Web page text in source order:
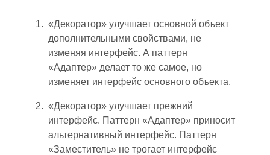
«Декоратор» улучшает основной объект
дополнительными свойствами, не
изменяя интерфейс. А паттерн
«Адаптер» делает то же самое, но
изменяет интерфейс основного объекта.
«Декоратор» улучшает прежний
интерфейс. Паттерн «Адаптер» приносит
альтернативный интерфейс. Паттерн
«Заместитель» не трогает интерфейс